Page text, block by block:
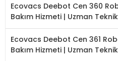
Ecovacs Deebot Cen 360
Bakım Hizmeti | Uzman
Ecovacs Deebot Cen 361
Bakım Hizmeti | Uzman